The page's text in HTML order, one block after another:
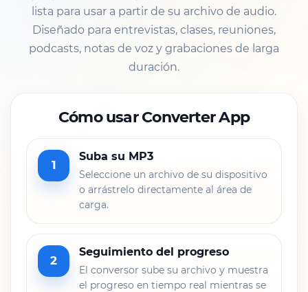
lista para usar a partir de su archivo de audio.
Diseñado para entrevistas, clases, reuniones,
podcasts, notas de voz y grabaciones de larga
duración.
Cómo usar Converter App
1
Suba su MP3
Seleccione un archivo de su dispositivo
o arrástrelo directamente al área de
carga.
2
Seguimiento del progreso
El conversor sube su archivo y muestra
el progreso en tiempo real mientras se